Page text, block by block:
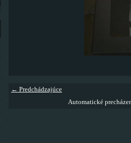
← Predchádzajúce
Automatické